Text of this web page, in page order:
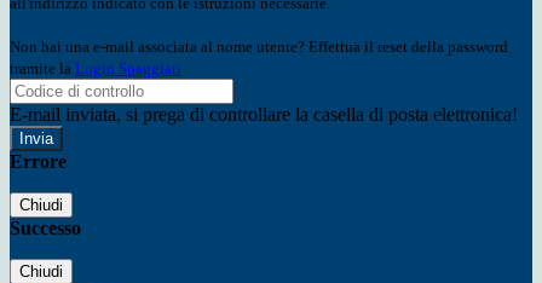
Non hai una e-mail associata al nome utente? Effettua il reset della password
tramite la Login Spaggiari
E-mail inviata, si prega di controllare la casella di posta elettronica!
Errore
Chiudi
Successo
Chiudi